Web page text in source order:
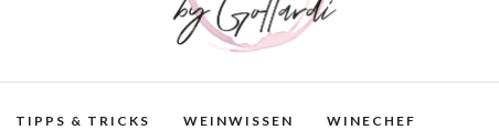
TIPPS & TRICKS WEINWISSEN WINECHEF